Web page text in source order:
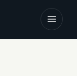
Apri il